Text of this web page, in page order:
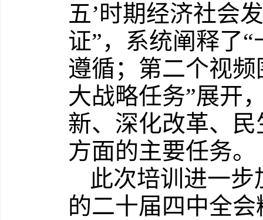
五’时期经济社会
证”，系统阐释了
遵循；第二个视频
大战略任务”展开
新、深化改革、
方面的主要任务。
此次培训进一
的二十届四中全